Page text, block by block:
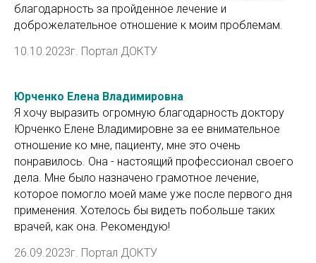
благодарность за пройденное лечение и
доброжелательное отношение к моим проблемам.
10.10.2023г. Портал ДОКТУ
Юрченко Елена Владимировна
Я хочу выразить огромную благодарность доктору
Юрченко Елене Владимировне за ее внимательное
отношение ко мне, пациенту, мне это очень
понравилось. Она - настоящий профессионал своего
дела. Мне было назначено грамотное лечение,
которое помогло моей маме уже после первого дня
применения. Хотелось бы видеть побольше таких
врачей, как она. Рекомендую!
26.09.2023г. Портал ДОКТУ